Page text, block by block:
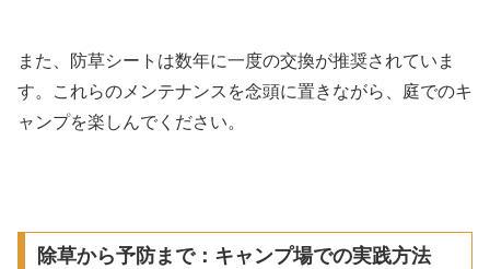
また、防草シートは数年に一度の交換が推奨されていま
す。これらのメンテナンスを念頭に置きながら、庭でのキ
ャンプを楽しんでください。
除草から予防まで：キャンプ場での実践方法